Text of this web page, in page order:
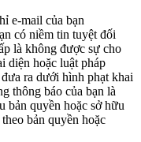
e-mail của bạn
có niềm tin tuyệt đối
là không được sự cho
diện hoặc luật pháp
ra dưới hình phạt khai
thông báo của bạn là
bản quyền hoặc sở hữu
bản quyền hoặc